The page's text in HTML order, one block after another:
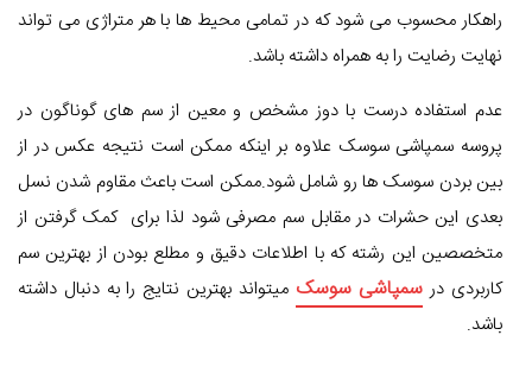
راهکار محسوب می شود که در تمامی محیط ها با هر متراژی می تواند
نهایت رضایت را به همراه داشته باشد.
عدم استفاده درست با دوز مشخص و معین از سم های گوناگون در
پروسه سمپاشی سوسک علاوه بر اینکه ممکن است نتیجه عکس در از
بین بردن سوسک ها رو شامل شود.ممکن است باعث مقاوم شدن نسل
بعدی این حشرات در مقابل سم مصرفی شود لذا برای کمک گرفتن از
متخصصین این رشته که با اطلاعات دقیق و مطلع بودن از بهترین سم
کاربردی در سمپاشی سوسک میتواند بهترین نتایج را به دنبال داشته
باشد.